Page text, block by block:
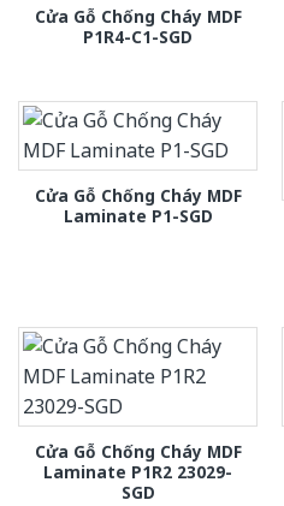
Cửa Gỗ Chống Cháy MDF
P1R4-C1-SGD
Cửa Gỗ Chống Cháy MDF
Laminate P1-SGD
Cửa Gỗ Chống Cháy MDF
Laminate P1R2 23029-
SGD